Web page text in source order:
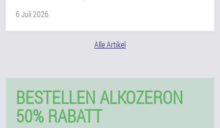
6 Juli 2026
Alle Artikel
BESTELLEN ALKOZERON
50% RABATT